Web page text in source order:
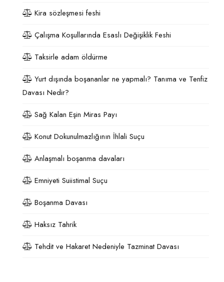
Kira sözleşmesi feshi
Çalışma Koşullarında Esaslı Değişiklik Feshi
Taksirle adam öldürme
Yurt dışında boşananlar ne yapmalı? Tanıma ve Tenfiz
Davası Nedir?
Sağ Kalan Eşin Miras Payı
Konut Dokunulmazlığının İhlali Suçu
Anlaşmalı boşanma davaları
Emniyeti Suiistimal Suçu
Boşanma Davası
Haksız Tahrik
Tehdit ve Hakaret Nedeniyle Tazminat Davası